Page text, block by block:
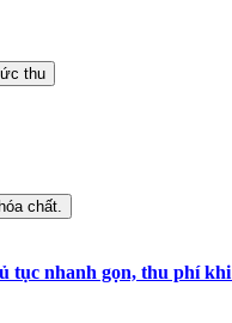
nhanh gọn, thu phí